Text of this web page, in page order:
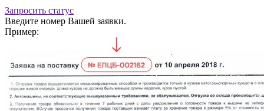
Запросить статус
Введите номер Вашей заявки.
Пример: